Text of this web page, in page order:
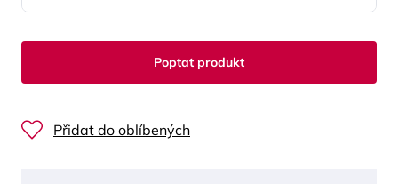
Poptat produkt
Přidat do oblíbených